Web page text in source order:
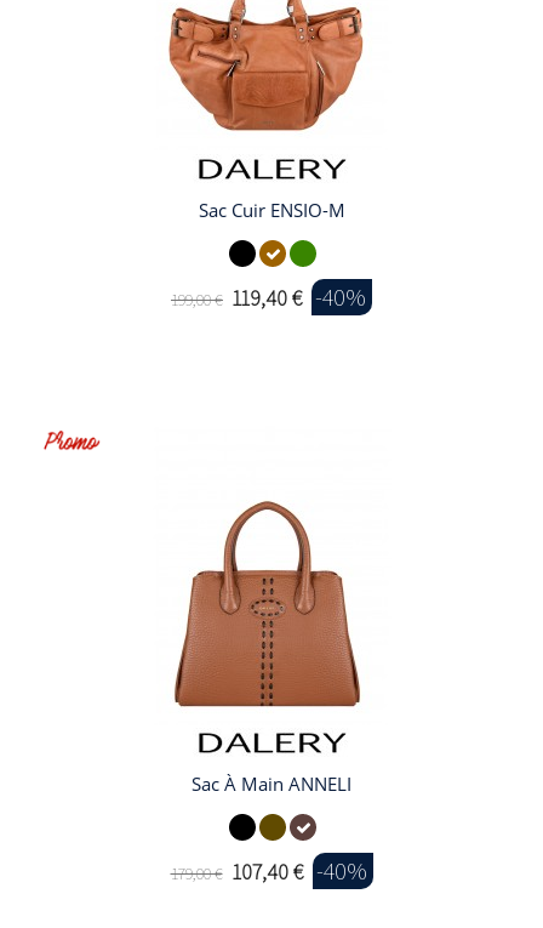
Sac Cuir ENSIO-M
199,00 € 119,40 € -40%
Sac À Main ANNELI
179,00 € 107,40 € -40%